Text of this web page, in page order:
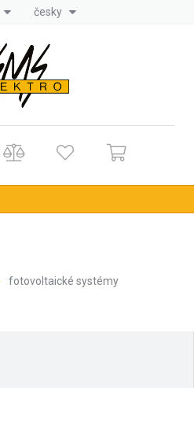
česky
fotovoltaické systémy